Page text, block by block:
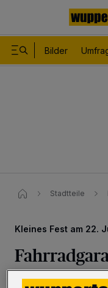
Bilder
Stadtteile
Kleines Fest am 22.
Republik